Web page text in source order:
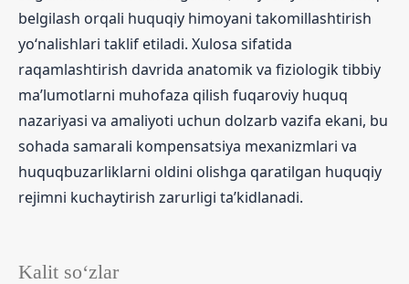
Kalit so‘zlar
belgilash orqali huquqiy himoyani takomillashtirish
yo‘nalishlari taklif etiladi. Xulosa sifatida
raqamlashtirish davrida anatomik va fiziologik tibbiy
ma’lumotlarni muhofaza qilish fuqaroviy huquq
nazariyasi va amaliyoti uchun dolzarb vazifa ekani, bu
sohada samarali kompensatsiya mexanizmlari va
huquqbuzarliklarni oldini olishga qaratilgan huquqiy
rejimni kuchaytirish zarurligi ta’kidlanadi.